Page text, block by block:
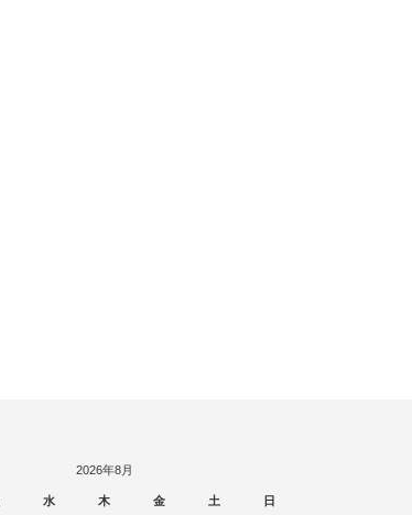
2026年8月
水 木 金 土 日